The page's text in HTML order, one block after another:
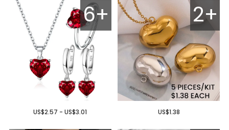
2+
US$1.38
6+
US$2.57 - US$3.01